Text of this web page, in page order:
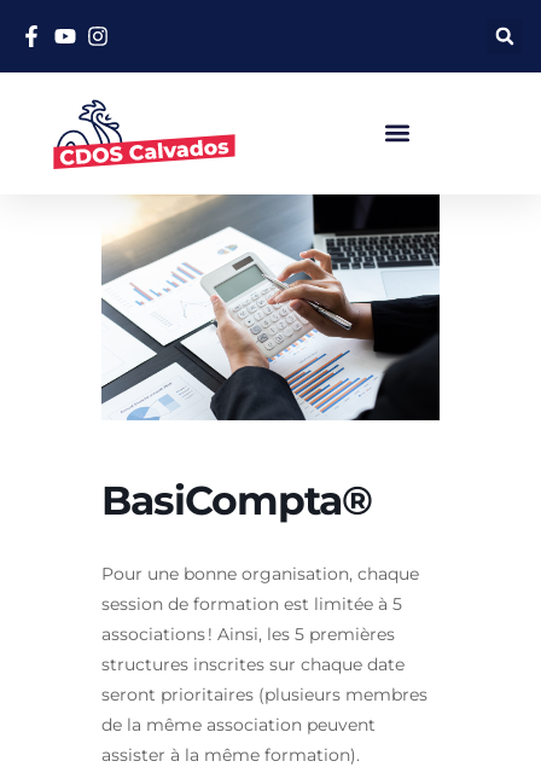
BasiCompta®
Pour une bonne organisation, chaque
session de formation est limitée à 5
associations ! Ainsi, les 5 premières
structures inscrites sur chaque date
seront prioritaires (plusieurs membres
de la même association peuvent
assister à la même formation).